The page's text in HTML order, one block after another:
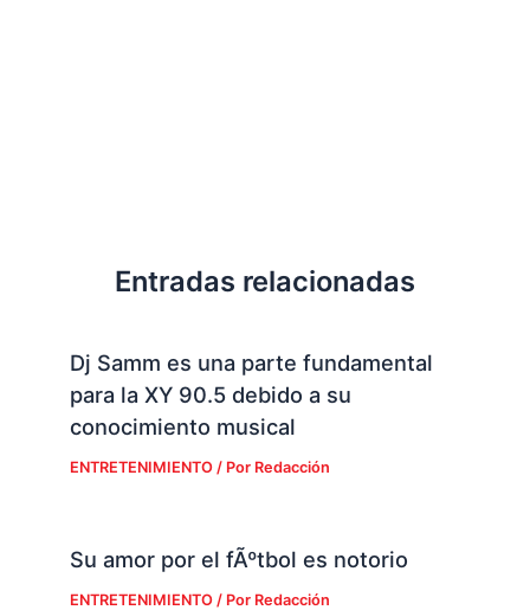
Entradas relacionadas
Dj Samm es una parte fundamental
para la XY 90.5 debido a su
conocimiento musical
ENTRETENIMIENTO/ Por Redacción
Su amor por el fÃºtbol es notorio
ENTRETENIMIENTO/ Por Redacción